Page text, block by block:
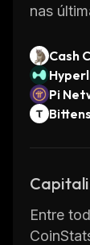
nas
Cash
Pi
Entre